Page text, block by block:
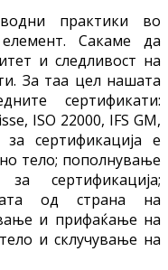
практики во
Сакаме да
и следливост на
За таа цел нашата
сертификати:
ISO 22000, IFS GM,
сертификација е
тело; пополнување
сертификација;
од страна на
и прифаќање на
и склучување на